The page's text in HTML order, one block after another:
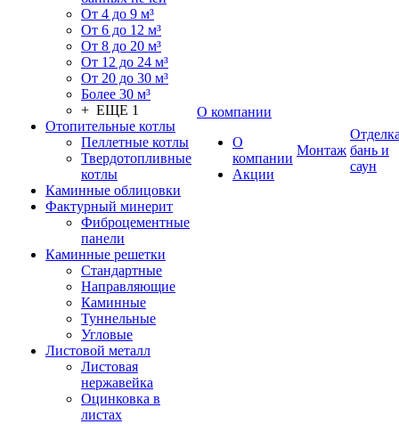
От 4 до 9 м³
От 6 до 12 м³
От 8 до 20 м³
От 12 до 24 м³
От 20 до 30 м³
Более 30 м³
+ ЕЩЕ 1
Отопительные котлы
Пеллетные котлы
Твердотопливные
котлы
Каминные облицовки
Фактурный минерит
Фиброцементные
панели
Каминные решетки
Стандартные
Направляющие
Каминные
Туннельные
Угловые
Листовой металл
Листовая
нержавейка
Оцинковка в
листах
О компании
О
компании
Акции
Монтаж бань и
саун